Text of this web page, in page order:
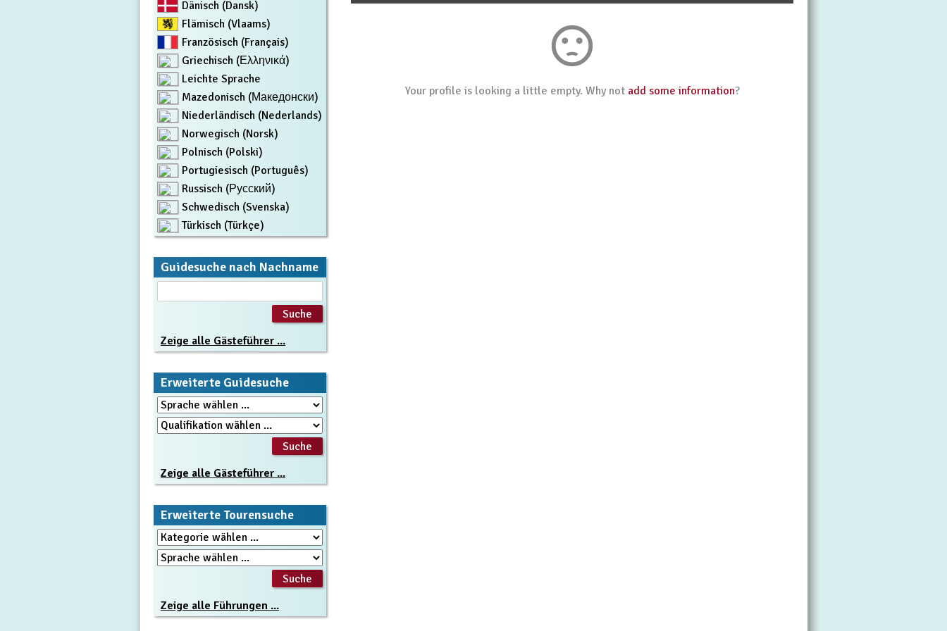
sentiment_dissatisfied
Your profile is looking a little empty. Why not add some information?
Dänisch (Dansk)
Flämisch (Vlaams)
Französisch (Français)
Griechisch (Ελληνικά)
Leichte Sprache
Mazedonisch (Македонски)
Niederländisch (Nederlands)
Norwegisch (Norsk)
Polnisch (Polski)
Portugiesisch (Português)
Russisch (Русский)
Schwedisch (Svenska)
Türkisch (Türkçe)
Guidesuche nach Nachname
Zeige alle Gästeführer ...
Erweiterte Guidesuche
Zeige alle Gästeführer ...
Erweiterte Tourensuche
Zeige alle Führungen ...